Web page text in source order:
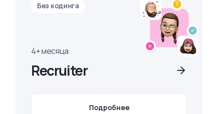
Без кодинга
4+ месяца
Recruiter
Подробнее